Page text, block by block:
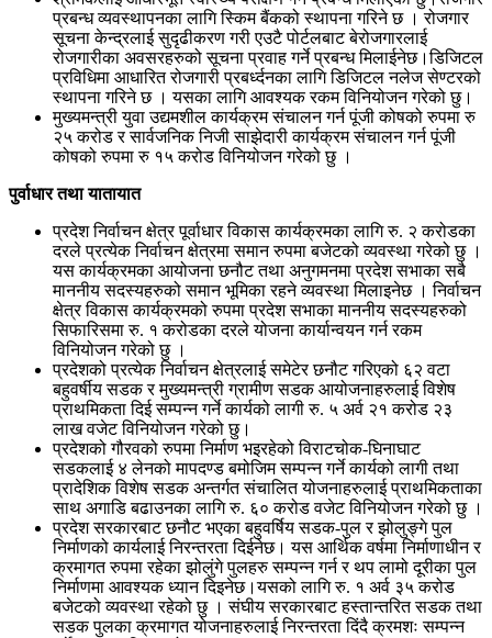
प्रबन्ध व्यवस्थापनका लागि स्किम बैंकको स्थापना गरिने छ । रोजगार
सूचना केन्द्रलाई सुदृढीकरण गरी एउटै पोर्टलबाट बेरोजगारलाई
रोजगारीका अवसरहरुको सूचना प्रवाह गर्ने प्रबन्ध मिलाईनेछ।डिजिटल
प्रविधिमा आधारित रोजगारी प्रबर्ध्दनका लागि डिजिटल नलेज सेण्टरको
स्थापना गरिने छ । यसका लागि आवश्यक रकम विनियोजन गरेको छु।
मुख्यमन्त्री युवा उद्यमशील कार्यक्रम संचालन गर्न पूंजी कोषको रुपमा रु
२५ करोड र सार्वजनिक निजी साझेदारी कार्यक्रम संचालन गर्न पूंजी
कोषको रुपमा रु १५ करोड विनियोजन गरेको छु ।
पुर्वाधार तथा यातायात
प्रदेश निर्वाचन क्षेत्र पूर्वाधार विकास कार्यक्रमका लागि रु. २ करोडका
दरले प्रत्येक निर्वाचन क्षेत्रमा समान रुपमा बजेटको व्यवस्था गरेको छु ।
यस कार्यक्रमका आयोजना छनौट तथा अनुगमनमा प्रदेश सभाका सबै
माननीय सदस्यहरुको समान भूमिका रहने व्यवस्था मिलाइनेछ । निर्वाचन
क्षेत्र विकास कार्यक्रमको रुपमा प्रदेश सभाका माननीय सदस्यहरुको
सिफारिसमा रु. १ करोडका दरले योजना कार्यान्वयन गर्न रकम
विनियोजन गरेको छु ।
प्रदेशको प्रत्येक निर्वाचन क्षेत्रलाई समेटेर छनौट गरिएको ६२ वटा
बहुवर्षीय सडक र मुख्यमन्त्री ग्रामीण सडक आयोजनाहरुलाई विशेष
प्राथमिकता दिई सम्पन्न गर्ने कार्यको लागी रु. ५ अर्व २१ करोड २३
लाख वजेट विनियोजन गरेको छु।
प्रदेशको गौरवको रुपमा निर्माण भइरहेको विराटचोक-घिनाघाट
सडकलाई ४ लेनको मापदण्ड बमोजिम सम्पन्न गर्ने कार्यको लागी तथा
प्रादेशिक विशेष सडक अन्तर्गत संचालित योजनाहरुलाई प्राथमिकताका
साथ अगाडि बढाउनका लागि रु. ६० करोड वजेट विनियोजन गरेको छु ।
प्रदेश सरकारबाट छनौट भएका बहुवर्षिय सडक-पुल र झोलुङ्गे पुल
निर्माणको कार्यलाई निरन्तरता दिईनेछ। यस आर्थिक वर्षमा निर्माणाधीन र
क्रमागत रुपमा रहेका झोलुंगे पुलहरु सम्पन्न गर्न र थप लामो दूरीका पुल
निर्माणमा आवश्यक ध्यान दिइनेछ।यसको लागि रु. १ अर्व ३५ करोड
बजेटको व्यवस्था रहेको छु । संघीय सरकारबाट हस्तान्तरित सडक तथा
सडक पुलका क्रमागत योजनाहरुलाई निरन्तरता दिंदै क्रमशः सम्पन्न